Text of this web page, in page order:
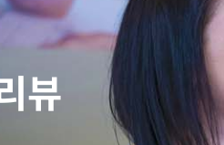
뷰